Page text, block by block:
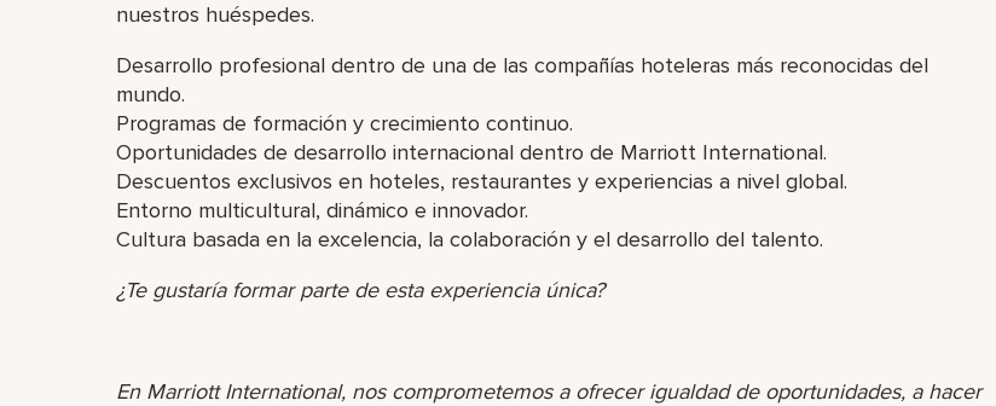
nuestros huéspedes.
Desarrollo profesional dentro de una de las compañías hoteleras más reconocidas del
mundo.
Programas de formación y crecimiento continuo.
Oportunidades de desarrollo internacional dentro de Marriott International.
Descuentos exclusivos en hoteles, restaurantes y experiencias a nivel global.
Entorno multicultural, dinámico e innovador.
Cultura basada en la excelencia, la colaboración y el desarrollo del talento.
¿Te gustaría formar parte de esta experiencia única?
En Marriott International, nos comprometemos a ofrecer igualdad de oportunidades, a hacer